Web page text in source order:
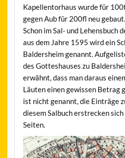
Kapellentorhaus wurde für
gegen Aub für 200fl neu gebaut.
Schon im Sal- und Lehensbuch
aus dem Jahre 1595 wird ein
Baldersheim genannt.
des Gotteshauses zu
erwähnt, dass man daraus
Läuten einen gewissen Betrag
ist nicht genannt, die Einträge
diesem Salbuch erstrecken
Seiten.